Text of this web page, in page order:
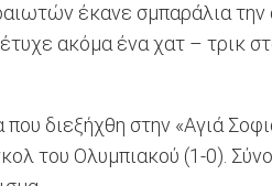
έκανε σμπαράλια
ακόμα ένα χατ – τρικ
διεξήχθη στην «Αγιά
του Ολυμπιακού (1-0).